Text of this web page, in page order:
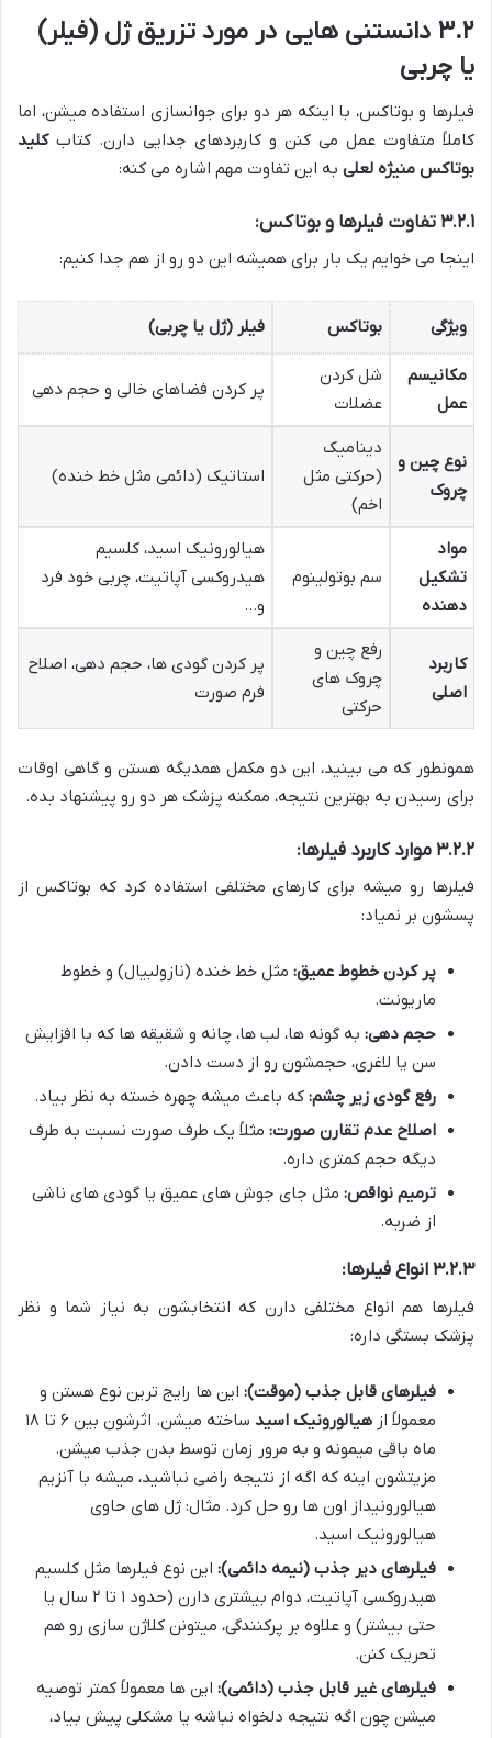
۳.۲ دانستنی هایی در مورد تزریق ژل (فیلر)
یا چربی
فیلرها و بوتاکس، با اینکه هر دو برای جوانسازی استفاده میشن، اما
کاملاً متفاوت عمل می کنن و کاربردهای جدایی دارن. کتابکلید
بوتاکس منیژه لعلی به این تفاوت مهم اشاره می کنه:
۳.۲.۱ تفاوت فیلرها و بوتاکس:
اینجا می خوایم یک بار برای همیشه این دو رو از هم جدا کنیم:
ویژگی بوتاکس فیلر (ژل یا چربی)
مکانیسم
عمل
شل کردن
عضلات
پر کردن فضاهای خالی و حجم دهی
نوع چین و
چروک
دینامیک
(حرکتی مثل
اخم)
استاتیک (دائمی مثل خط خنده)
مواد
تشکیل
دهنده
سم بوتولینوم
هیالورونیک اسید، کلسیم
هیدروکسی آپاتیت، چربی خود فرد
و…
کاربرد
اصلی
رفع چین و
چروک های
حرکتی
پر کردن گودی ها، حجم دهی، اصلاح
فرم صورت
همونطور که می بینید، این دو مکمل همدیگه هستن و گاهی اوقات
برای رسیدن به بهترین نتیجه، ممکنه پزشک هر دو رو پیشنهاد بده.
۳.۲.۲ موارد کاربرد فیلرها:
فیلرها رو میشه برای کارهای مختلفی استفاده کرد که بوتاکس از
پسشون بر نمیاد:
پر کردن خطوط عمیق: مثل خط خنده (نازولبیال) و خطوط
ماریونت.
حجم دهی: به گونه ها، لب ها، چانه و شقیقه ها که با افزایش
سن یا لاغری، حجمشون رو از دست دادن.
رفع گودی زیر چشم: که باعث میشه چهره خسته به نظر بیاد.
اصلاح عدم تقارن صورت: مثلاً یک طرف صورت نسبت به طرف
دیگه حجم کمتری داره.
ترمیم نواقص: مثل جای جوش های عمیق یا گودی های ناشی
از ضربه.
۳.۲.۳ انواع فیلرها:
فیلرها هم انواع مختلفی دارن که انتخابشون به نیاز شما و نظر
پزشک بستگی داره:
فیلرهای قابل جذب (موقت): این ها رایج ترین نوع هستن و
معمولاً از هیالورونیک اسید
ساخته میشن. اثرشون بین ۶ تا ۱۸
ماه باقی میمونه و به مرور زمان توسط بدن جذب میشن.
مزیتشون اینه که اگه از نتیجه راضی نباشید، میشه با آنزیم
هیالورونیداز اون ها رو حل کرد. مثال: ژل های حاوی
هیالورونیک اسید.
فیلرهای دیر جذب (نیمه دائمی): این نوع فیلرها مثل کلسیم
هیدروکسی آپاتیت، دوام بیشتری دارن (حدود ۱ تا ۲ سال یا
حتی بیشتر) و علاوه بر پرکنندگی، میتونن کلاژن سازی رو هم
تحریک کنن.
فیلرهای غیر قابل جذب (دائمی): این ها معمولاً کمتر توصیه
میشن چون اگه نتیجه دلخواه نباشه یا مشکلی پیش بیاد،